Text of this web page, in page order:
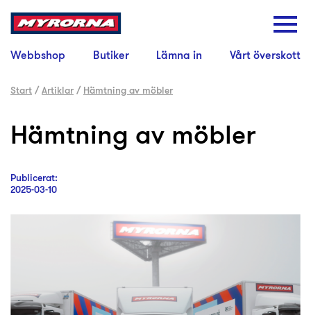
Webbshop Butiker Lämna in Vårt överskott
Start /Artiklar / Hämtning av möbler
Hämtning av möbler
Publicerat:
2025-03-10